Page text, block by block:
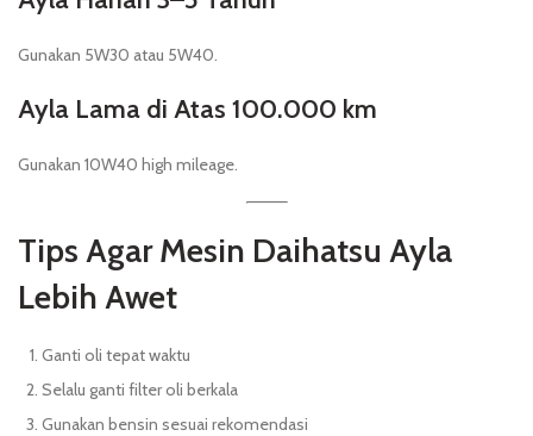
Gunakan 5W30 atau 5W40.
Ayla Lama di Atas 100.000 km
Gunakan 10W40 high mileage.
Tips Agar Mesin Daihatsu Ayla
Lebih Awet
Ganti oli tepat waktu
Selalu ganti filter oli berkala
Gunakan bensin sesuai rekomendasi